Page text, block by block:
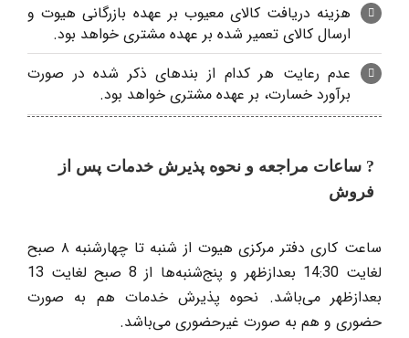
هزینه دریافت کالای معیوب بر عهده بازرگانی هیوت و
ارسال کالای تعمیر شده بر عهده مشتری خواهد بود.
عدم رعایت هر کدام از بندهای ذکر شده در صورت
برآورد خسارت، بر عهده مشتری خواهد بود.
? ساعات مراجعه و نحوه پذیرش خدمات پس از
فروش
ساعت کاری دفتر مرکزی هیوت از شنبه تا چهارشنبه ۸ صبح
لغایت 14:30 بعدازظهر و پنج‌شنبه‌ها از 8 صبح لغایت 13
بعدازظهر می‌باشد. نحوه پذیرش خدمات هم به صورت
حضوری و هم به صورت غیرحضوری می‌باشد.